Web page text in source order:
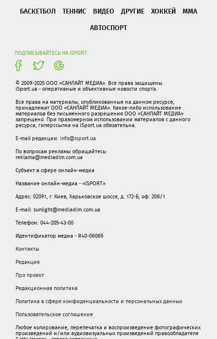
БАСКЕТБОЛ
ТЕННИС ВИДЕО ДРУГИЕ ХОККЕЙ
ММА
АВТОСПОРТ
ПОДПИСЫВАЙТЕСЬ НА ISPORT
© 2009-2025 ООО «САНЛАЙТ МЕДИА». Все права защищены.
iSport.ua - оперативные и объективные новости спорта.
Все права на материалы, опубликованные на данном ресурсе,
принадлежат ООО «САНЛАЙТ МЕДИА». Какое-либо использование
материалов без письменного разрешения ООО «САНЛАЙТ МЕДИА»
запрещено. При правомерном использовании материалов с данного
ресурса, гиперссылка на iSport.ua обязательна.
E-mail редакции: info@isport.ua
По вопросам рекламы обращайтесь:
reklama@mediadim.com.ua
Субъект в сфере онлайн-медиа
Название онлайн-медиа - «ISPORT»
Адрес: 02091, г. Киев, Харьковское шоссе, д. 172-Б, оф. 208/1
E-mail: sunlight@mediadim.com.ua
Телефон: 044-205-43-00
Идентификатор медиа - R40-06065
Контакты
Редакция
Про проект
Редакционная политика
Политика в сфере конфиденциальности и персональных данных
Пользовательское соглашение
Любое копирование, перепечатка и воспроизведение фотографических
произведений и/или аудиовизуальных произведений правообладателя